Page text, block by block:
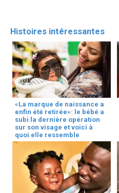
Histoires intéressantes
«La marque de naissance a
enfin été retirée»: le bébé a
subi la dernière opération
sur son visage et voici à
quoi elle ressemble